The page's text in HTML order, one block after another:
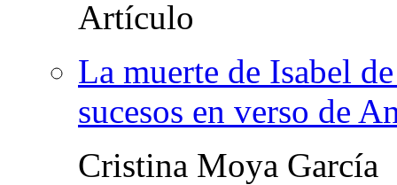
La muerte de Isabel
sucesos en verso de
Cristina Moya García